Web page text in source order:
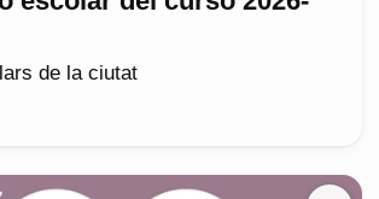
de la ciutat